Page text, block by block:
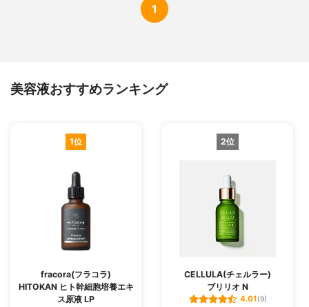
1
美容液おすすめランキング
1位
fracora(フラコラ)
HITOKAN ヒト幹細胞培養エキ
ス原液 LP
2位
CELLULA(チェルラー)
ブリリオ N
4.01(9)